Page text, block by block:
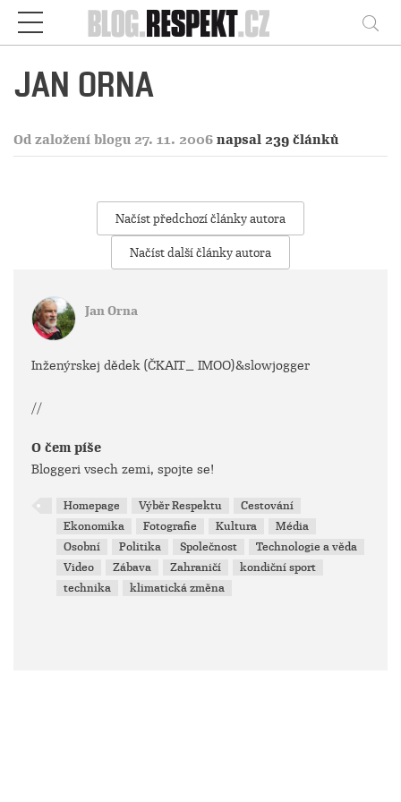
Respekt
JAN ORNA
Od založení blogu 27. 11. 2006 napsal 239 článků
Načíst předchozí články autora
Načíst další články autora
Jan Orna
Inženýrskej dědek (ČKAIT_ IMOO)&slowjogger
//
O čem píše
Bloggeri vsech zemi, spojte se!
Homepage Výběr Respektu
Cestování
Ekonomika
Fotografie Kultura
Média
Osobní
Politika Společnost
Technologie a věda
Video
Zábava Zahraničí
kondiční sport
technika
klimatická změna